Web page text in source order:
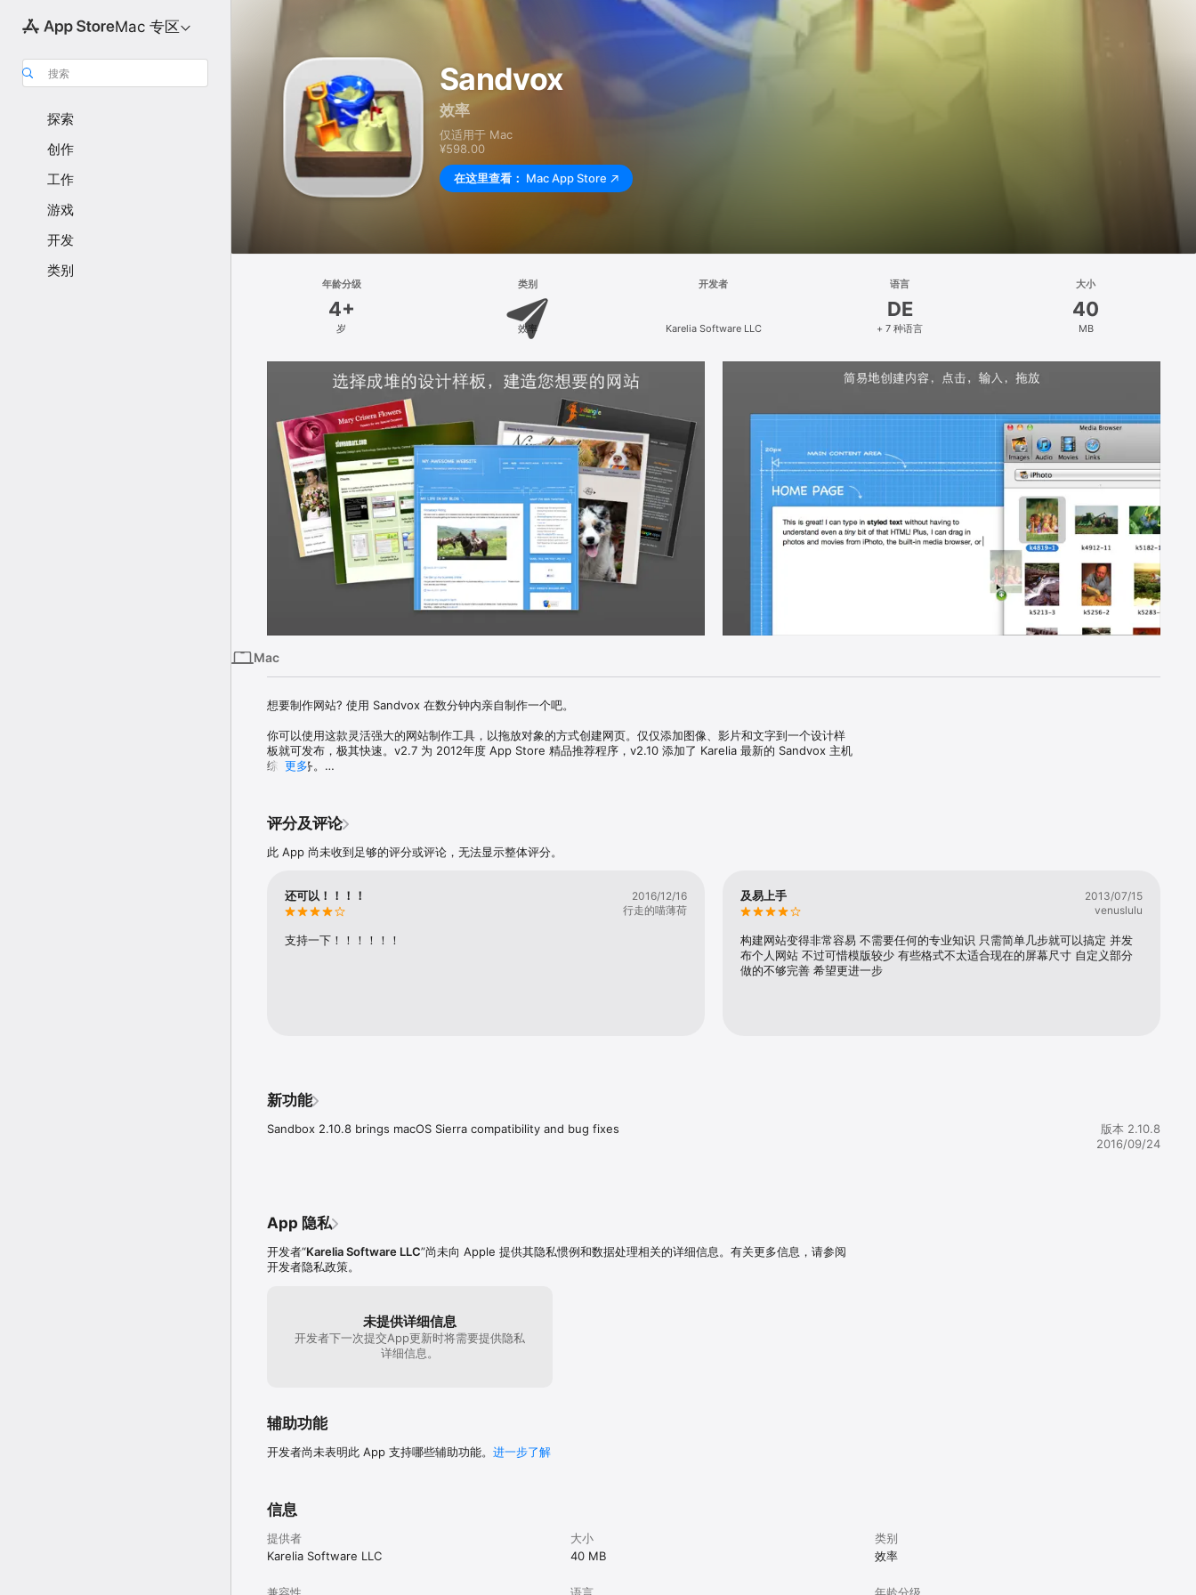
Mac 专区
搜索
探索
创作
工作
游戏
开发
类别
Sandvox
效率
仅适用于 Mac
¥598.00
在这里查看： Mac App Store
年龄分级
4+
岁
类别
效率
开发者
Karelia Software LLC
语言
DE
+ 7 种语言
大小
40
MB
Mac
想要制作网站? 使用 Sandvox 在数分钟内亲自制作一个吧。
你可以使用这款灵活强大的网站制作工具，以拖放对象的方式创建网页。仅仅添加图像、影片和文字到一个设计样
板就可发布，极其快速。v2.7 为 2012年度 App Store 精品推荐程序，v2.10 添加了 Karelia 最新的 Sandvox 主机
综合服务。
准备好需要的内容，只需要通过 Sandvox 上传您的网站到喜欢的主机目录上，仅此而已，简单之极！
“Sandvox 2 是一款优秀的可视化网站设计工具，用于创建富有吸引力的个人或商业网站。无需学习
二之选。EXCELLENT ◼ ◼ ◼ ◼ ½ ” — Mac|Life
重要特征
• 通过数十个流行的设计样板选择最能表现你个性的网站设计外观
• 包含用于邮件反馈的联系表单
• 支持来自 Disqus，IntenseDebate 和 Facebook 的评论
• iMedia Browser — 高效地浏览你的图片文件夹，如 iPhoto，Aperture，Lightroom，和 Flickr 的图片库。从
iPhoto 和 iTunes 抓取影片，创建播客。iMedia Browser 将你的媒体资源放于指尖上。
• 高级自定 — 代码插入，自定 CSS，内建 jQuery 支持并带来新的 Cocoa plug-in API 用于帮助用户以更多的方式
和体验自定自己的网站。
要获得更多信息或观看视频介绍，请访问我们的网站！
“那些打算迅速地创建基于设计样板、包含丰富特性的网站的人们，Sandvox 2 值得好好看上一看。◼ ◼ ◼ ◼” —
支持
我们随时在这里提供帮助，并非常愿意收到你的来信！如果你有反馈意见或疑难问题，可通过
support@karelia.com 电子邮件联系我们，或者在 karelia.com/forum 访问我们的用户社区。
更多
评分及评论
此 App 尚未收到足够的评分或评论，无法显示整体评分。
还可以！！！！
2016/12/16
行走的喵薄荷
支持一下！！！！！！
及易上手
2013/07/15
venuslulu
构建网站变得非常容易 不需要任何的专业知识 只需简单几步就可以搞定 并发
布个人网站 不过可惜模版较少 有些格式不太适合现在的屏幕尺寸 自定义部分
做的不够完善 希望更进一步
新功能
Sandbox 2.10.8 brings macOS Sierra compatibility and bug fixes
版本 2.10.8
2016/09/24
App 隐私
开发者“Karelia Software LLC”尚未向 Apple 提供其隐私惯例和数据处理相关的详细信息。有关更多信息，请参阅
开发者隐私政策。
未提供详细信息
开发者下一次提交App更新时将需要提供隐私
详细信息。
辅助功能
开发者尚未表明此 App 支持哪些辅助功能。 进一步了解
信息
提供者
Karelia Software LLC
大小
40 MB
类别
效率
兼容性 语言 年龄分级